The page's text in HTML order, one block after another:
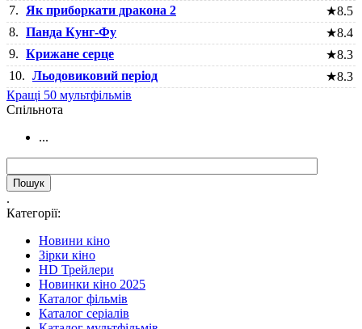
7.
Як приборкати дракона 2 ★8.5
8. Панда Кунг-Фу ★8.4
9. Крижане серце ★8.3
10. Льодовиковий період ★8.3
Кращі 50 мультфільмів
Cпільнота
...
.
Категорії:
Новини кіно
Зірки кіно
HD Трейлери
Новинки кіно 2025
Каталог фільмів
Каталог серіалів